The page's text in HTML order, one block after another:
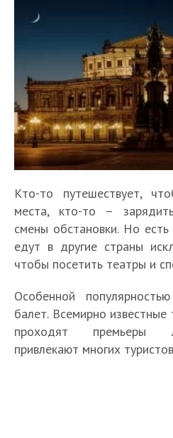
Кто-то путешествует,
места, кто-то –
смены обстановки. Но
едут в другие страны
чтобы посетить театры и
Особенной
балет. Всемирно
проходят премьеры
привлекают многих